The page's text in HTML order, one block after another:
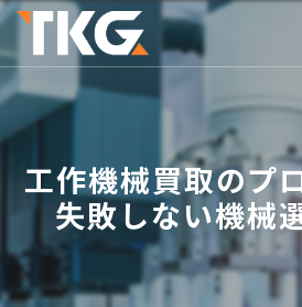
工作機械買取のプ
失敗しない機械